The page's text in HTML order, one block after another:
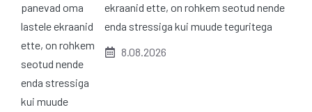
ekraanid ette, on rohkem seotud nende
enda stressiga kui muude teguritega
8.08.2026